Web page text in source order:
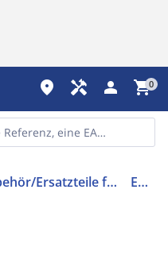
place handyman person shopping_cart0
Zubehör/Ersatzteile für Industriesensoren E11818